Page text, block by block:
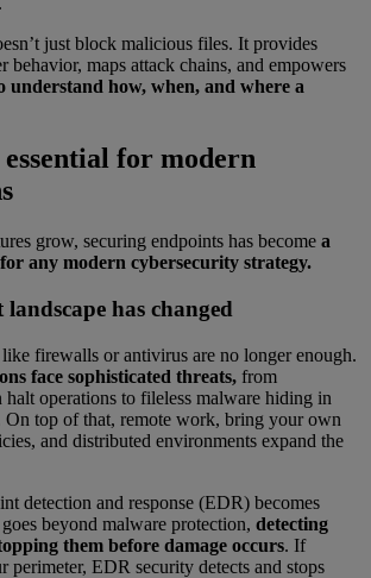
just block malicious files. It provides
behavior, maps attack chains, and empowers
understand how, when, and where a
for modern
grow, securing endpoints has become a
any modern cybersecurity strategy.
has changed
firewalls or antivirus are no longer enough.
face sophisticated threats, from
halt operations to fileless malware hiding in
On top of that, remote work, bring your own
and distributed environments expand the
detection and response (EDR) becomes
beyond malware protection, detecting
them before damage occurs. If
perimeter, EDR security detects and stops